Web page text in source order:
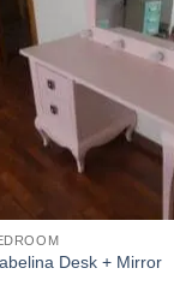
Desk + Mirror